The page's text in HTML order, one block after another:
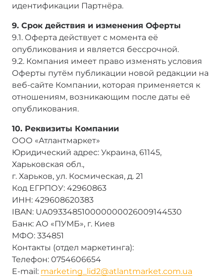
идентификации Партнёра.
9. Срок действия и изменения Оферты
9.1. Оферта действует с момента её
опубликования и является бессрочной.
9.2. Компания имеет право изменять условия
Оферты путём публикации новой редакции на
веб-сайте Компании, которая применяется к
отношениям, возникающим после даты её
опубликования.
10. Реквизиты Компании
ООО «Атлантмаркет»
Юридический адрес: Украина, 61145,
Харьковская обл.,
г. Харьков, ул. Космическая, д. 21
Код ЕГРПОУ: 42960863
ИНН: 429608620383
IBAN: UA093348510000000026009144530
Банк: АО «ПУМБ», г. Киев
МФО: 334851
Контакты (отдел маркетинга):
Телефон: 0754606654
E-mail: marketing_lid2@atlantmarket.com.ua